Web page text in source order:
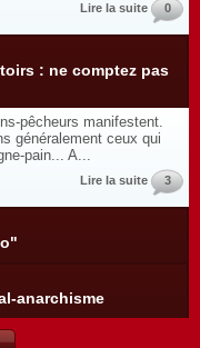
Lire la suite 0
: ne comptez pas
pêcheurs manifestent.
généralement ceux qui
pain... A...
Lire la suite 3
anarchisme